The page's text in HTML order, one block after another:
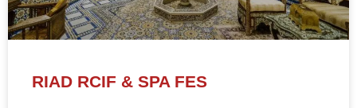
RIAD RCIF & SPA FES